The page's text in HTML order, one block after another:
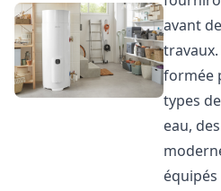
avant
formée
types
eau,